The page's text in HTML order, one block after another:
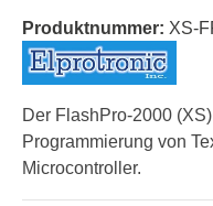
Produktnummer: XS-
Der FlashPro-2000
Programmierung von
Microcontroller.